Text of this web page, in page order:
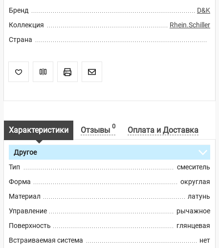
Бренд
D&K
Коллекция
Rhein.Schiller
Страна
Характеристики Отзывы 0 Оплата и Доставка
Другое
Тип
смеситель
Форма
округлая
Материал
латунь
Управление
рычажное
Поверхность
глянцевая
Встраиваемая система
нет